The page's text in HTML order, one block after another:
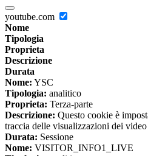
youtube.com
Nome
Tipologia
Proprieta
Descrizione
Durata
Nome: YSC
Tipologia: analitico
Proprieta: Terza-parte
Descrizione: Questo cookie è
traccia delle visualizzazioni dei
Durata: Sessione
Nome: VISITOR_INFO1_LIVE